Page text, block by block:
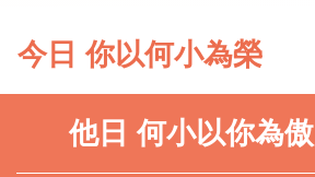
今日 你以何小為榮
他日 何小以你為傲